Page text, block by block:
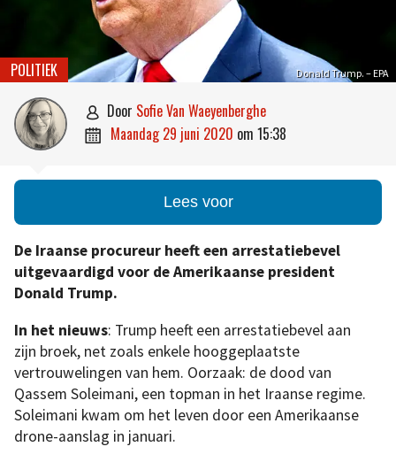
Donald Trump. – EPA
POLITIEK
 door Sofie Van Waeyenberghe
 maandag 29 juni 2020 om 15:38
Lees voor
De Iraanse procureur heeft een arrestatiebevel
uitgevaardigd voor de Amerikaanse president
Donald Trump.
In het nieuws: Trump heeft een arrestatiebevel aan
zijn broek, net zoals enkele hooggeplaatste
vertrouwelingen van hem. Oorzaak: de dood van
Qassem Soleimani, een topman in het Iraanse regime.
Soleimani kwam om het leven door een Amerikaanse
drone-aanslag in januari.